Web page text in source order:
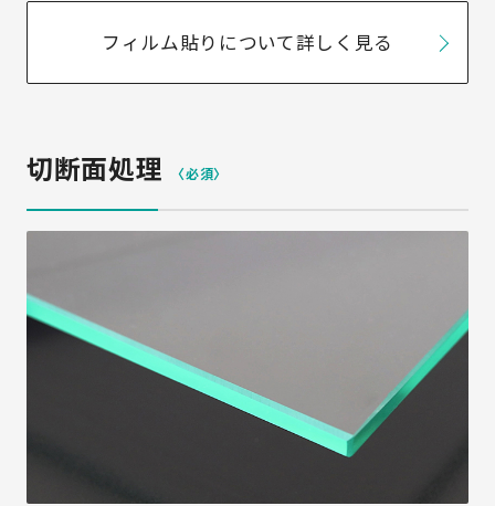
フィルム貼りについて詳しく見る
切断面処理 〈必須〉